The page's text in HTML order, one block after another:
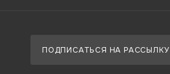
ПОДПИСАТЬСЯ НА РАССЫЛКУ